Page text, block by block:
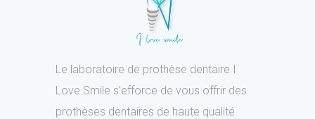
Le laboratoire de prothèse dentaire I
Love Smile s’efforce de vous offrir des
prothèses dentaires de haute qualité